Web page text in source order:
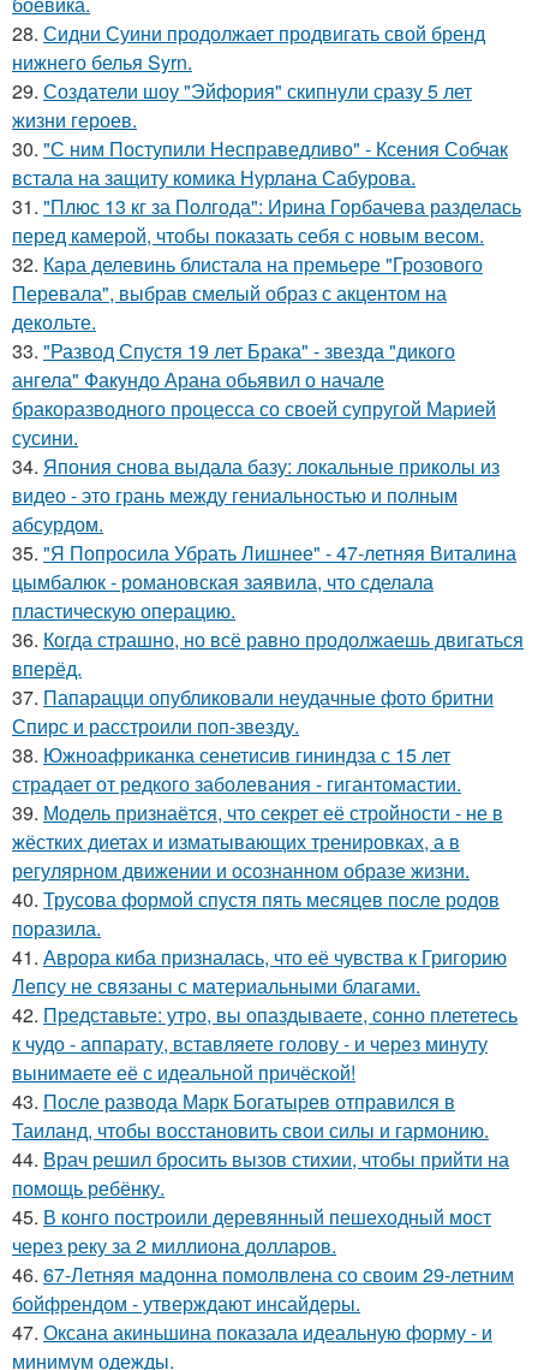
28. Сидни Суини продолжает продвигать свой бренд
нижнего белья Syrn.
29. Создатели шоу "Эйфория" скипнули сразу 5 лет
жизни героев.
30. "С ним Поступили Несправедливо" - Ксения Собчак
встала на защиту комика Нурлана Сабурова.
31. "Плюс 13 кг за Полгода": Ирина Горбачева разделась
перед камерой, чтобы показать себя с новым весом.
32. Кара делевинь блистала на премьере "Грозового
Перевала", выбрав смелый образ с акцентом на
декольте.
33. "Развод Спустя 19 лет Брака" - звезда "дикого
ангела" Факундо Арана обьявил о начале
бракоразводного процесса со своей супругой Марией
сусини.
34. Япония снова выдала базу: локальные приколы из
видео - это грань между гениальностью и полным
абсурдом.
35. "Я Попросила Убрать Лишнее" - 47-летняя Виталина
цымбалюк - романовская заявила, что сделала
пластическую операцию.
36. Когда страшно, но всё равно продолжаешь двигаться
вперёд.
37. Папарацци опубликовали неудачные фото бритни
Спирс и расстроили поп-звезду.
38. Южноафриканка сенетисив гининдза с 15 лет
страдает от редкого заболевания - гигантомастии.
39. Модель признаётся, что секрет её стройности - не в
жёстких диетах и изматывающих тренировках, а в
регулярном движении и осознанном образе жизни.
40. Трусова формой спустя пять месяцев после родов
поразила.
41. Аврора киба призналась, что её чувства к Григорию
Лепсу не связаны с материальными благами.
42. Представьте: утро, вы опаздываете, сонно плететесь
к чудо - аппарату, вставляете голову - и через минуту
вынимаете её с идеальной причёской!
43. После развода Марк Богатырев отправился в
Таиланд, чтобы восстановить свои силы и гармонию.
44. Врач решил бросить вызов стихии, чтобы прийти на
помощь ребёнку.
45. В конго построили деревянный пешеходный мост
через реку за 2 миллиона долларов.
46. 67-Летняя мадонна помолвлена со своим 29-летним
бойфрендом - утверждают инсайдеры.
47. Оксана акиньшина показала идеальную форму - и
минимум одежды.